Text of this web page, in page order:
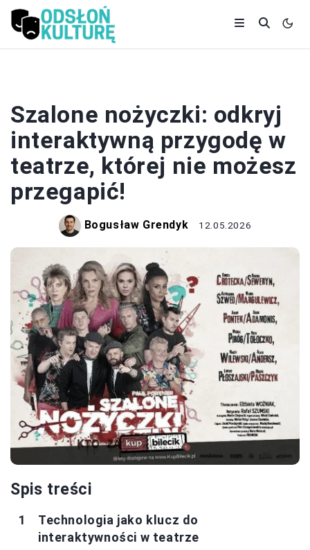
Szalone nożyczki: odkryj
interaktywną przygodę w
teatrze, której nie możesz
przegapić!
Bogusław Grendyk 12.05.2026
Spis treści
Technologia jako klucz do
interaktywności w teatrze